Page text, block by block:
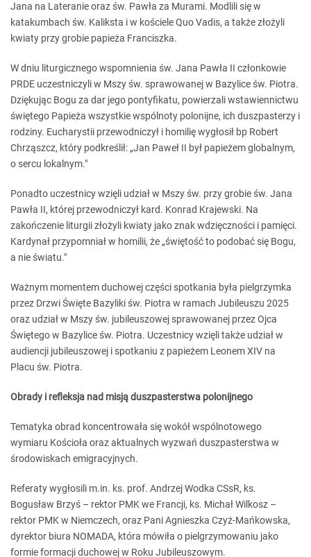
Jana na Lateranie oraz św. Pawła za Murami. Modlili się w
katakumbach św. Kaliksta i w kościele Quo Vadis, a także złożyli
kwiaty przy grobie papieża Franciszka.
W dniu liturgicznego wspomnienia św. Jana Pawła II członkowie
PRDE uczestniczyli w Mszy św. sprawowanej w Bazylice św. Piotra.
Dziękując Bogu za dar jego pontyfikatu, powierzali wstawiennictwu
świętego Papieża wszystkie wspólnoty polonijne, ich duszpasterzy i
rodziny. Eucharystii przewodniczył i homilię wygłosił bp Robert
Chrząszcz, który podkreślił: „Jan Paweł II był papieżem globalnym,
o sercu lokalnym."
Ponadto uczestnicy wzięli udział w Mszy św. przy grobie św. Jana
Pawła II, której przewodniczył kard. Konrad Krajewski. Na
zakończenie liturgii złożyli kwiaty jako znak wdzięczności i pamięci.
Kardynał przypomniał w homilii, że „świętość to podobać się Bogu,
a nie światu."
Ważnym momentem duchowej części spotkania była pielgrzymka
przez Drzwi Święte Bazyliki św. Piotra w ramach Jubileuszu 2025
oraz udział w Mszy św. jubileuszowej sprawowanej przez Ojca
Świętego w Bazylice św. Piotra. Uczestnicy wzięli także udział w
audiencji jubileuszowej i spotkaniu z papieżem Leonem XIV na
Placu św. Piotra.
Obrady i refleksja nad misją duszpasterstwa polonijnego
Tematyka obrad koncentrowała się wokół wspólnotowego
wymiaru Kościoła oraz aktualnych wyzwań duszpasterstwa w
środowiskach emigracyjnych.
Referaty wygłosili m.in. ks. prof. Andrzej Wodka CSsR, ks.
Bogusław Brzyś – rektor PMK we Francji, ks. Michał Wilkosz –
rektor PMK w Niemczech, oraz Pani Agnieszka Czyż-Mańkowska,
dyrektor biura NOMADA, która mówiła o pielgrzymowaniu jako
formie formacji duchowej w Roku Jubileuszowym.